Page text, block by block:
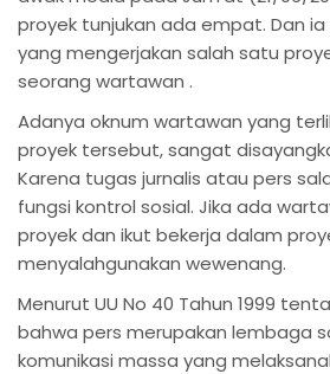
proyek tunjukan ada empat. Dan ia
yang mengerjakan salah satu
seorang wartawan .
Adanya oknum wartawan yang
proyek tersebut, sangat
Karena tugas jurnalis atau pers
fungsi kontrol sosial. Jika ada
proyek dan ikut bekerja dalam
menyalahgunakan wewenang.
Menurut UU No 40 Tahun 1999
bahwa pers merupakan lembaga
komunikasi massa yang